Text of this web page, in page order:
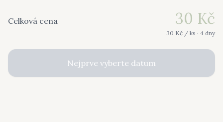
Celková cena 30 Kč
30 Kč / ks · 4 dny
Nejprve vyberte datum